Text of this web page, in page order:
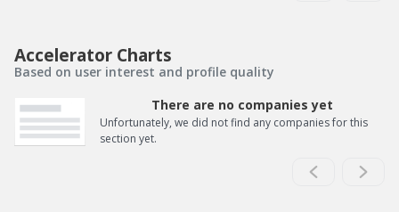
Accelerator Charts
Based on user interest and profile quality
There are no companies yet
Unfortunately, we did not find any companies for this
section yet.